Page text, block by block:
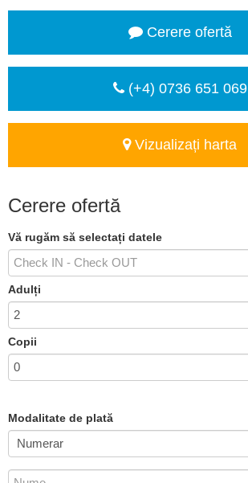
Cerere ofertă
(+4) 0736 651 069
Vizualizați harta
Cerere ofertă
Vă rugăm să selectați datele
Adulți
Copii
Modalitate de plată